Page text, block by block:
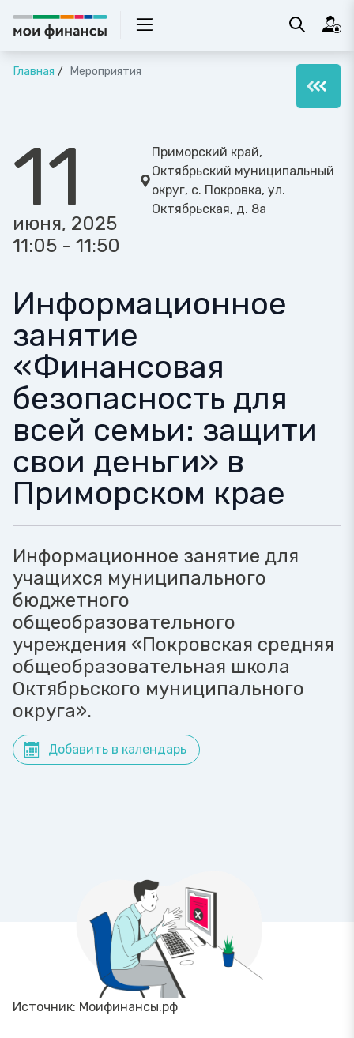
Главная Мероприятия
11
июня, 2025
11:05 - 11:50
Приморский край,
Октябрьский муниципальный
округ, с. Покровка, ул.
Октябрьская, д. 8а
Информационное
занятие
«Финансовая
безопасность для
всей семьи: защити
свои деньги» в
Приморском крае
Информационное занятие для
учащихся муниципального
бюджетного
общеобразовательного
учреждения «Покровская средняя
общеобразовательная школа
Октябрьского муниципального
округа».
Добавить в календарь
Источник: Моифинансы.рф